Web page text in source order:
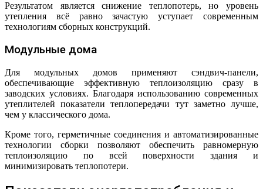
Результатом является снижение теплопотерь, но уровень
утепления всё равно зачастую уступает современным
технологиям сборных конструкций.
Модульные дома
Для модульных домов применяют сэндвич-панели,
обеспечивающие эффективную теплоизоляцию сразу в
заводских условиях. Благодаря использованию современных
утеплителей показатели теплопередачи тут заметно лучше,
чем у классического дома.
Кроме того, герметичные соединения и автоматизированные
технологии сборки позволяют обеспечить равномерную
теплоизоляцию по всей поверхности здания и
минимизировать теплопотери.